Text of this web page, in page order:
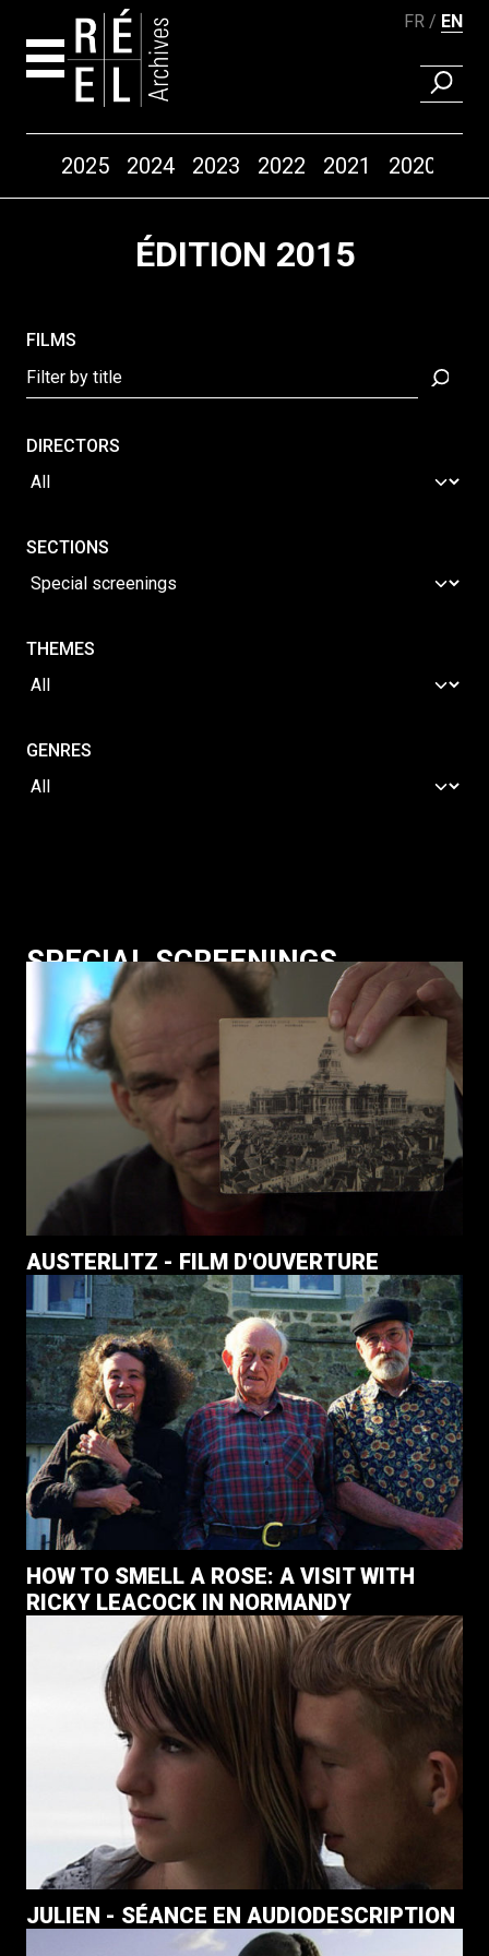
FR EN
FIND A
Years2025 2024 2023 2022 2021 2020
ÉDITION 2015
FILMS
DIRECTORS
SECTIONS
THEMES
GENRES
SPECIAL SCREENINGS
AUSTERLITZ - FILM D'OUVERTURE
HOW TO SMELL A ROSE: A VISIT WITH
RICKY LEACOCK IN NORMANDY
JULIEN - SÉANCE EN AUDIODESCRIPTION